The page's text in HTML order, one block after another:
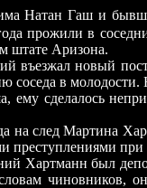
Натан Гаш и
прожили в
штате Аризона.
новый
соседа в
ему сделалось
Мартина
преступлениями
Хартманн был
чиновников,